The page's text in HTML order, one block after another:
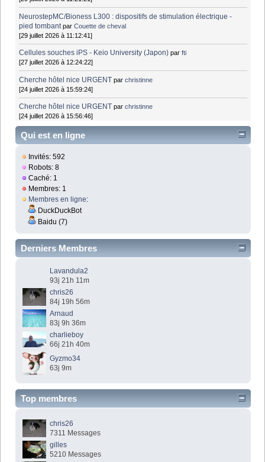
NeurostepMC/Bioness L300 : dispositifs de stimulation électrique -
pied tombant parCouette de cheval
[29 juillet 2026 à 11:12:41]
Cellules souches iPS - Keio University (Japon) parfti
[27 juillet 2026 à 12:24:22]
Cherche hôtel nice URGENT parchristinne
[24 juillet 2026 à 15:59:24]
Cherche hôtel nice URGENT parchristinne
[24 juillet 2026 à 15:56:46]
Qui est en ligne
Invités: 592
Robots: 8
Caché: 1
Membres: 1
Membres en ligne:
DuckDuckBot
Baidu (7)
Derniers Membres
Lavandula2
93j 21h 11m
chris26
84j 19h 56m
Arnaud
83j 9h 36m
charlieboy
66j 21h 40m
Gyzmo34
63j 9m
Top membres
chris26
7311 Messages
gilles
5210 Messages